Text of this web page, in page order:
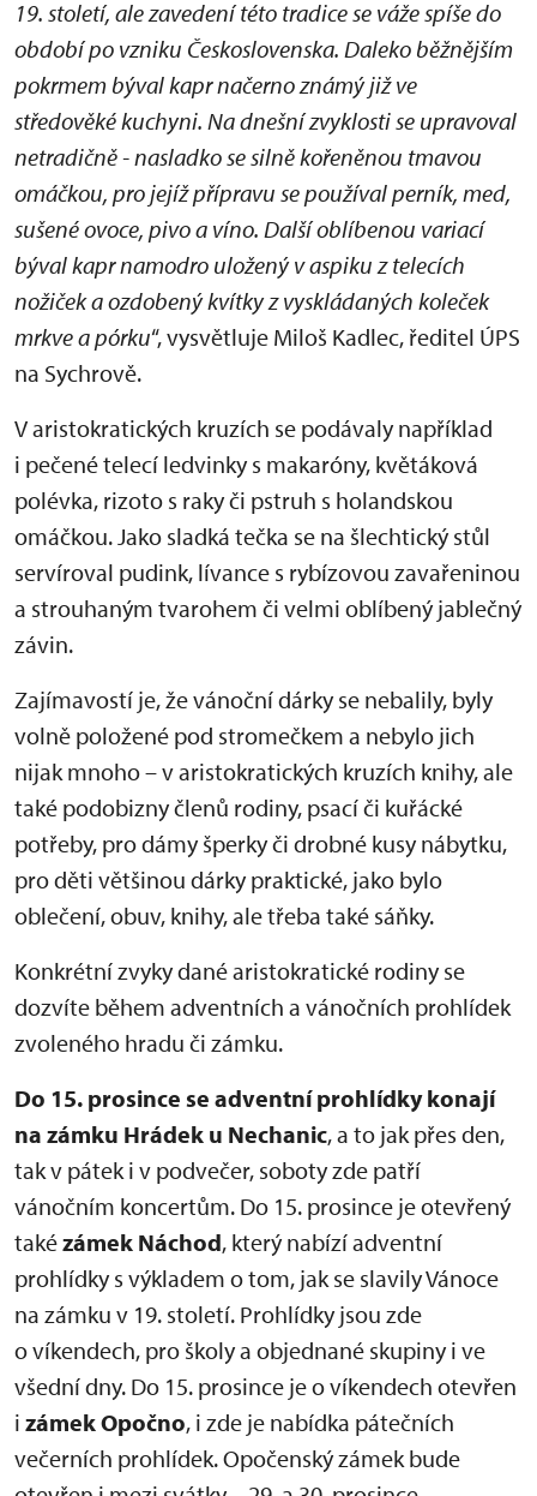
19. století, ale zavedení této tradice se váže spíše do
období po vzniku Československa. Daleko běžnějším
pokrmem býval kapr načerno známý již ve
středověké kuchyni. Na dnešní zvyklosti se upravoval
netradičně - nasladko se silně kořeněnou tmavou
omáčkou, pro jejíž přípravu se používal perník, med,
sušené ovoce, pivo a víno. Další oblíbenou variací
býval kapr namodro uložený v aspiku z telecích
nožiček a ozdobený kvítky z vyskládaných koleček
mrkve a pórku“, vysvětluje Miloš Kadlec, ředitel ÚPS
na Sychrově.
V aristokratických kruzích se podávaly například
i pečené telecí ledvinky s makaróny, květáková
polévka, rizoto s raky či pstruh s holandskou
omáčkou. Jako sladká tečka se na šlechtický stůl
servíroval pudink, lívance s rybízovou zavařeninou
a strouhaným tvarohem či velmi oblíbený jablečný
závin.
Zajímavostí je, že vánoční dárky se nebalily, byly
volně položené pod stromečkem a nebylo jich
nijak mnoho – v aristokratických kruzích knihy, ale
také podobizny členů rodiny, psací či kuřácké
potřeby, pro dámy šperky či drobné kusy nábytku,
pro děti většinou dárky praktické, jako bylo
oblečení, obuv, knihy, ale třeba také sáňky.
Konkrétní zvyky dané aristokratické rodiny se
dozvíte během adventních a vánočních prohlídek
zvoleného hradu či zámku.
Do 15. prosince se adventní prohlídky konají
na zámku Hrádek u Nechanic, a to jak přes den,
tak v pátek i v podvečer, soboty zde patří
vánočním koncertům. Do 15. prosince je otevřený
takézámek Náchod, který nabízí adventní
prohlídky s výkladem o tom, jak se slavily Vánoce
na zámku v 19. století. Prohlídky jsou zde
o víkendech, pro školy a objednané skupiny i ve
všední dny. Do 15. prosince je o víkendech otevřen
i zámek Opočno, i zde je nabídka pátečních
večerních prohlídek. Opočenský zámek bude